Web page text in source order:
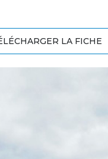
LA FICHE